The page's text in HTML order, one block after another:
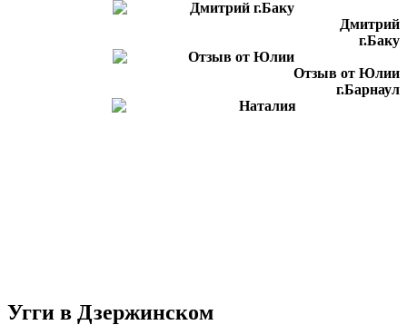
Дмитрий
г.Баку
Отзыв от Юлии
г.Барнаул
Угги в Дзержинском